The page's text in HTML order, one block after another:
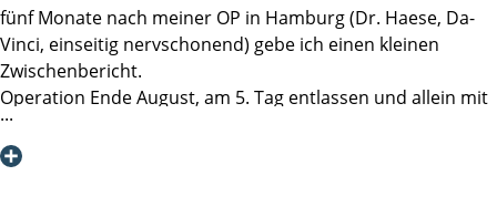
18.01.2011 zeigte folgendes Ergebnis:
PSA-Wert 0,01 (sehr gut).
Somit kann ich mich nur sehr herzlich bedanken für die
gelungene Operation und den angenehmen Aufenthalt in
der Martini-Klinik.
Mit freunlichem Gruß
Harald K. aus H.
fünf Monate nach meiner OP in Hamburg (Dr. Haese, Da-
Vinci, einseitig nervschonend) gebe ich einen kleinen
Zwischenbericht.
Operation Ende August, am 5. Tag entlassen und allein mit
dem Zug von Hamburg zurück ins Ruhrgebiet (war mir das
unangenehm als nicht einmal 50jähriger sportlicher Typ